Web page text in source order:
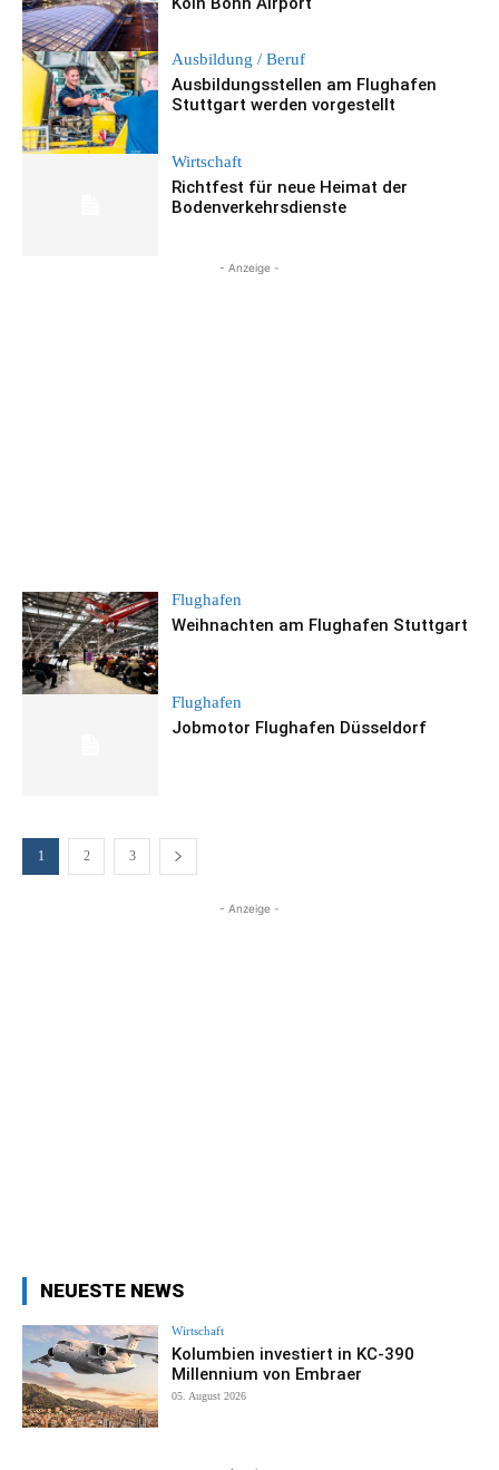
Ausbildung / Beruf
Ausbildungsstellen am Flughafen
Stuttgart werden vorgestellt
Wirtschaft
Richtfest für neue Heimat der
Bodenverkehrsdienste
- Anzeige -
Flughafen
Weihnachten am Flughafen Stuttgart
Flughafen
Jobmotor Flughafen Düsseldorf
1 2 3
- Anzeige -
NEUESTE NEWS
Wirtschaft
Kolumbien investiert in KC-390
Millennium von Embraer
05. August 2026